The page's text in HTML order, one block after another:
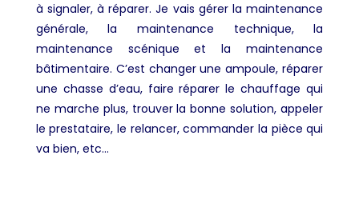
à signaler, à réparer. Je vais gérer la maintenance
générale, la maintenance technique, la
maintenance scénique et la maintenance
bâtimentaire. C’est changer une ampoule, réparer
une chasse d’eau, faire réparer le chauffage qui
ne marche plus, trouver la bonne solution, appeler
le prestataire, le relancer, commander la pièce qui
va bien, etc…